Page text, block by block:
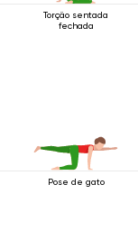
Torção sentada
fechada
Pose de gato